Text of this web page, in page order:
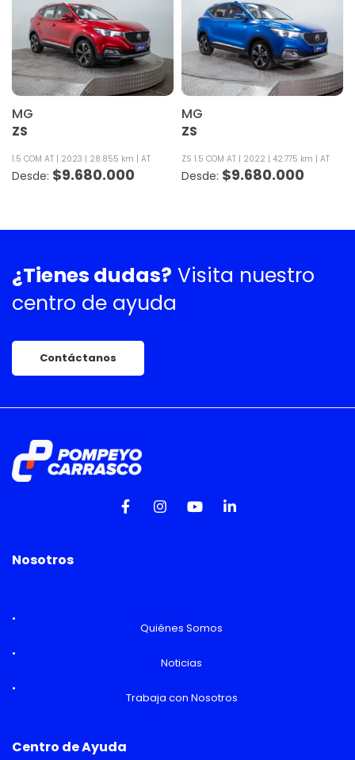
MG
ZS
1.5 COM AT 2023 28.855 km AT
$9.680.000
MG
ZS
ZS 1.5 COM AT 2022 42.775 km AT
$9.680.000
¿Tienes dudas? Visita nuestro
centro de ayuda
Contáctanos
Nosotros
Quiénes Somos
Noticias
Trabaja con Nosotros
Centro de Ayuda